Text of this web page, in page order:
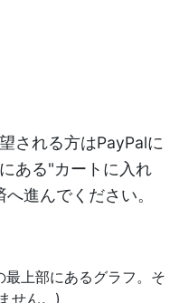
される方はPayPalに
ある"カートに入れ
進んでください。
上部にあるグラフ。そ
せん。)